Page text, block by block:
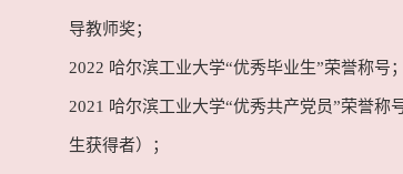
导教师奖；
2022 哈尔滨工业大学“优秀毕业生”荣誉称号；
2021 哈尔滨工业大学“优秀共产党员”荣誉称
生获得者）；